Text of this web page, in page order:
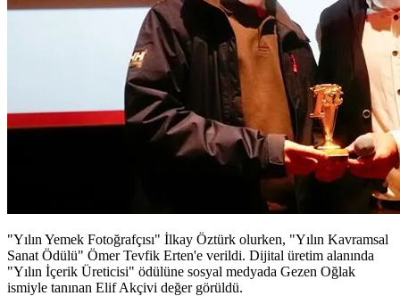
"Yılın Yemek Fotoğrafçısı" İlkay Öztürk olurken, "Yılın Kavramsal
Sanat Ödülü" Ömer Tevfik Erten'e verildi. Dijital üretim alanında
"Yılın İçerik Üreticisi" ödülüne sosyal medyada Gezen Oğlak
ismiyle tanınan Elif Akçivi değer görüldü.